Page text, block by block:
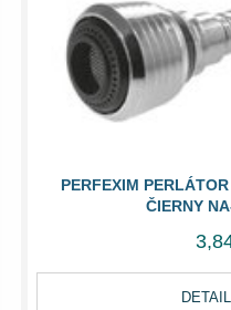
PERFEXIM
ČIERNY